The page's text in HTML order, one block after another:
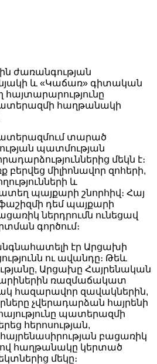
ժառանգության
և «Կաճառ» գիտական
հաղթանակի
տարած
պատմության
մեկն է։
բերվեց միլիոնավոր զոհերի,
և
պայքարի շնորհիվ։ Հայ
ֆաշիզմի դեմ պայքարի
ներդրումն ունեցավ
գործում։
էր Արցախի
ու ավանդը։ Թեև
Արցախը Հայրենական
ռազմաճակատ
հազարավոր զավակներին,
չվերադարձան հայրենի
պատերազմի
հերոսության,
բացառիկ
հաղթանակը կերտած
մեկը։